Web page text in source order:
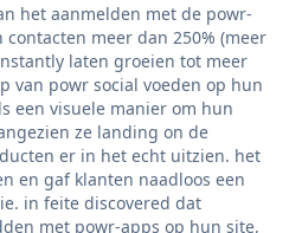
het aanmelden met de powr-
meer dan 250% (meer
laten groeien tot meer
van powr social voeden op hun
een visuele manier om hun
ze landing on de
er in het echt uitzien. het
en gaf klanten naadloos een
in feite discovered dat
met powr-apps op hun site,